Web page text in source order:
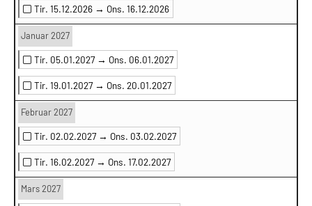
Tir. 15.12.2026 → Ons. 16.12.2026
Januar 2027
Tir. 05.01.2027 → Ons. 06.01.2027
Tir. 19.01.2027 → Ons. 20.01.2027
Februar 2027
Tir. 02.02.2027 → Ons. 03.02.2027
Tir. 16.02.2027 → Ons. 17.02.2027
Mars 2027